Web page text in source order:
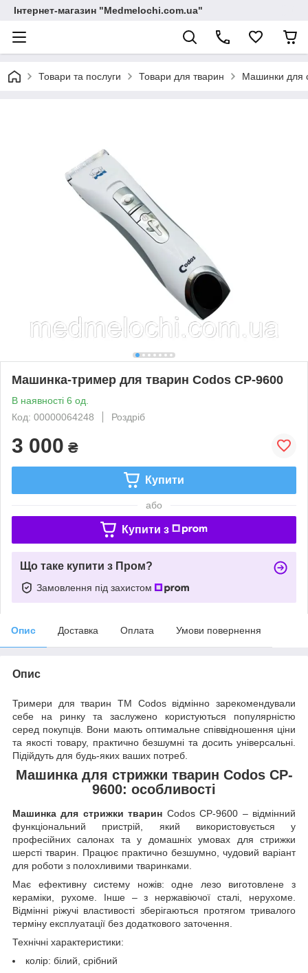
Інтернет-магазин "Medmelochi.com.ua"
Товари та послуги Товари для тварин Машинки для
Машинка-тример для тварин Codos CP-9600
В наявності 6 од.
Код: 00000064248
Роздріб
3 000 ₴
Купити
або
Купити з
Що таке купити з Пром?
Замовлення під захистом
Опис Доставка Оплата Умови повернення
Опис
Тримери для тварин ТМ Codos відмінно зарекомендували
себе на ринку та заслужено користуються популярністю
серед покупців. Вони мають оптимальне співвідношення ціни
та якості товару, практично безшумні та досить універсальні.
Підійдуть для будь-яких ваших потреб.
Машинка для стрижки тварин Codos CP-
9600: особливості
Машинка для стрижки тварин Codos CP-9600 – відмінний
функціональний пристрій, який використовується у
професійних салонах та у домашніх умовах для стрижки
шерсті тварин. Працює практично безшумно, чудовий варіант
для роботи з полохливими тваринками.
Має ефективну систему ножів: одне лезо виготовлене з
кераміки, рухоме. Інше – з нержавіючої сталі, нерухоме.
Відмінні ріжучі властивості зберігаються протягом тривалого
терміну експлуатації без додаткового заточення.
Технічні характеристики:
колір: білий, срібний